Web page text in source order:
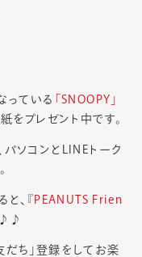
っている
「SNOOPY」
をプレゼント中です。
ソコンとLINEトーク
、『 PEANUTS Frien
♪♪
ち」登録をしてお楽